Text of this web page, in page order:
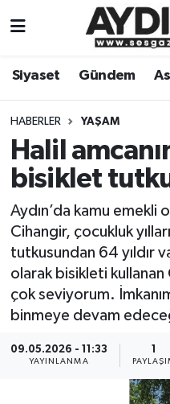
Siyaset Gündem
HABERLER YAŞAM
Halil
bisiklet
Aydın’da kamu emekli
Cihangir, çocukluk
tutkusundan 64 yıldır
olarak bisikleti
çok seviyorum.
binmeye devam
09.05.2026 - 11:33
YAYINLANMA
Gündem
Siyaset
Ekonomi
Yaşam
Eğitim
Kültür Sanat
Spor
Aydın Hava Durumu
Aydin Namaz
Aydın Trafik
Süper Lig Puan
Tüm Manşetler
Son Dakika
Haber Arşivi